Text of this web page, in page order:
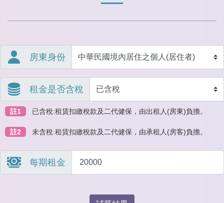
房東身份
租金是否含稅
註1 已含稅:租賃扣繳稅款及二代健保，由出租人(房東)負擔。
註2 未含稅:租賃扣繳稅款及二代健保，由承租人(房客)負擔。
每期租金